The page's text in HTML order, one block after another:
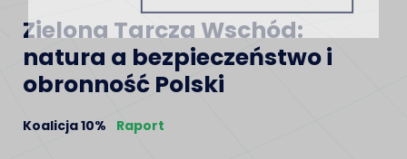
Zielona Tarcza Wschód:
natura a bezpieczeństwo i
obronność Polski
Koalicja 10% Raport
ZAPISZ SIĘ DO NEWSLETTERA